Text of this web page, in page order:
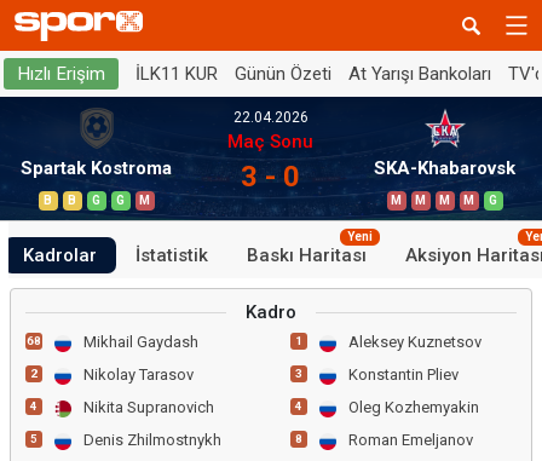
Hızlı Erişim İLK11 KUR Günün Özeti At Yarışı Bankoları
Spartak Kostroma
B B G G M
22.04.2026
Maç Sonu
3 - 0 SKA-Khabarovsk
M M M M G
Kadrolar İstatistik Baskı Haritası
Yeni
Aksiyon
Kadro
68 Mikhail Gaydash
2 Nikolay Tarasov
4 Nikita Supranovich
5 Denis Zhilmostnykh
1 Aleksey Kuznetsov
3 Konstantin Pliev
4 Oleg Kozhemyakin
8 Roman Emeljanov